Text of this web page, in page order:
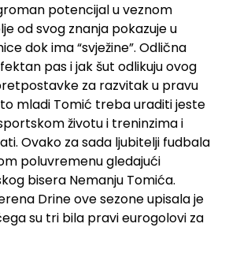
potencijal u veznom
od svog znanja pokazuje u
dok ima “svježine”. Odlična
pas i jak šut odlikuju ovog
za razvitak u pravu
mladi Tomić treba uraditi jeste
životu i treninzima i
Ovako za sada ljubitelji fudbala
poluvremenu gledajući
bisera Nemanju Tomića.
Drine ove sezone upisala je
su tri bila pravi eurogolovi za